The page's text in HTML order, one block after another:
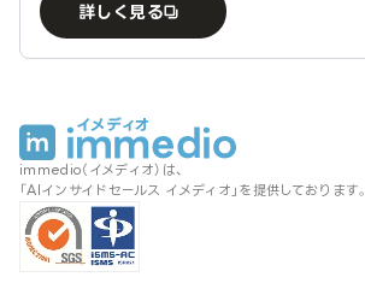
詳しく見る
immedio（イメディオ）は、
「AIインサイドセールス イメディオ」を提供しております。